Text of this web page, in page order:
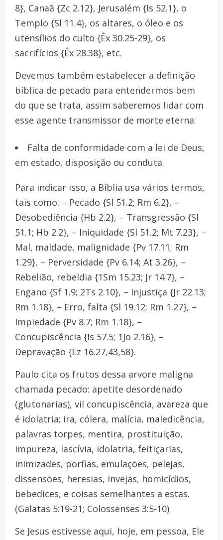
8}, Canaã {Zc 2.12}, Jerusalém {Is 52.1}, o
Templo {Sl 11.4}, os altares, o óleo e os
utensílios do culto {Êx 30.25-29}, os
sacrifícios {Êx 28.38}, etc.
Devemos também estabelecer a definição
bíblica de pecado para entendermos bem
do que se trata, assim saberemos lidar com
esse agente transmissor de morte eterna:
Falta de conformidade com a lei de Deus,
em estado, disposição ou conduta.
Para indicar isso, a Bíblia usa vários termos,
tais como: – Pecado {Sl 51.2; Rm 6.2}, –
Desobediência {Hb 2.2}, – Transgressão {Sl
51.1; Hb 2.2}, – Iniquidade {Sl 51.2; Mt 7.23}, –
Mal, maldade, malignidade {Pv 17.11; Rm
1.29}, – Perversidade {Pv 6.14; At 3.26}, –
Rebelião, rebeldia {1Sm 15.23; Jr 14.7}, –
Engano {Sf 1.9; 2Ts 2.10}, – Injustiça {Jr 22.13;
Rm 1.18}, – Erro, falta {Sl 19.12; Rm 1.27}, –
Impiedade {Pv 8.7; Rm 1.18}, –
Concupiscência {Is 57.5; 1Jo 2.16}, –
Depravação {Ez 16.27,43,58}.
Paulo cita os frutos dessa arvore maligna
chamada pecado: apetite desordenado
(glutonarias), vil concupiscência, avareza que
é idolatria; ira, cólera, malícia, maledicência,
palavras torpes, mentira, prostituição,
impureza, lascívia, idolatria, feitiçarias,
inimizades, porfias, emulações, pelejas,
dissensões, heresias, invejas, homicídios,
bebedices, e coisas semelhantes a estas.
(Galatas 5:19-21; Colossenses 3:5-10)
Se Jesus estivesse aqui, hoje, em pessoa, Ele